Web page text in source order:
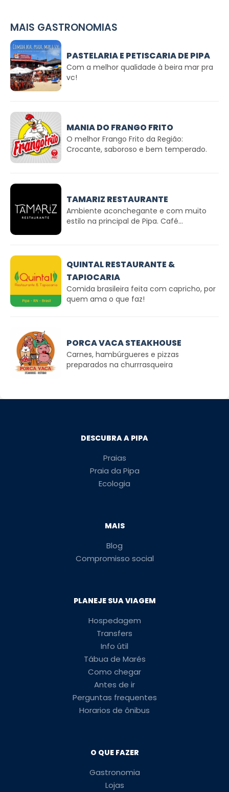
MAIS GASTRONOMIAS
PASTELARIA E PETISCARIA DE PIPA
Com a melhor qualidade à beira mar pra
vc!
MANIA DO FRANGO FRITO
O melhor Frango Frito da Região:
Crocante, saboroso e bem temperado.
TAMARIZ RESTAURANTE
Ambiente aconchegante e com muito
estilo na principal de Pipa. Café...
QUINTAL RESTAURANTE &
TAPIOCARIA
Comida brasileira feita com capricho, por
quem ama o que faz!
PORCA VACA STEAKHOUSE
Carnes, hambúrgueres e pizzas
preparados na churrrasqueira
DESCUBRA A PIPA
Praias
Praia da Pipa
Ecologia
MAIS
Blog
Compromisso social
PLANEJE SUA VIAGEM
Hospedagem
Transfers
Info útil
Tábua de Marés
Como chegar
Antes de ir
Perguntas frequentes
Horarios de ônibus
O QUE FAZER
Gastronomia
Lojas